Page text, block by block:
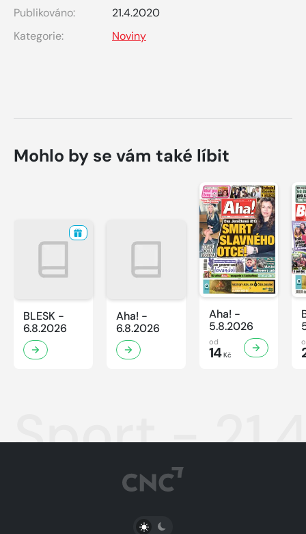
Publikováno:
21.4.2020
Kategorie:
Noviny
Mohlo by se vám také líbit
BLESK -
6.8.2026
Aha! -
6.8.2026
Aha! -
5.8.2026
od
14Kč
Sport -
PŘEPNOUT SVĚTLÝ/TMAVÝ REŽIM